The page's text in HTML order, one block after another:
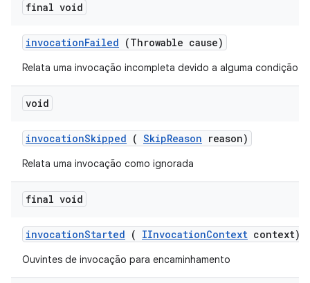
final void
invocationFailed (Throwable cause)
Relata uma invocação incompleta devido a alguma condição
void
invocationSkipped ( SkipReason reason)
Relata uma invocação como ignorada
final void
invocationStarted ( IInvocationContext context)
Ouvintes de invocação para encaminhamento